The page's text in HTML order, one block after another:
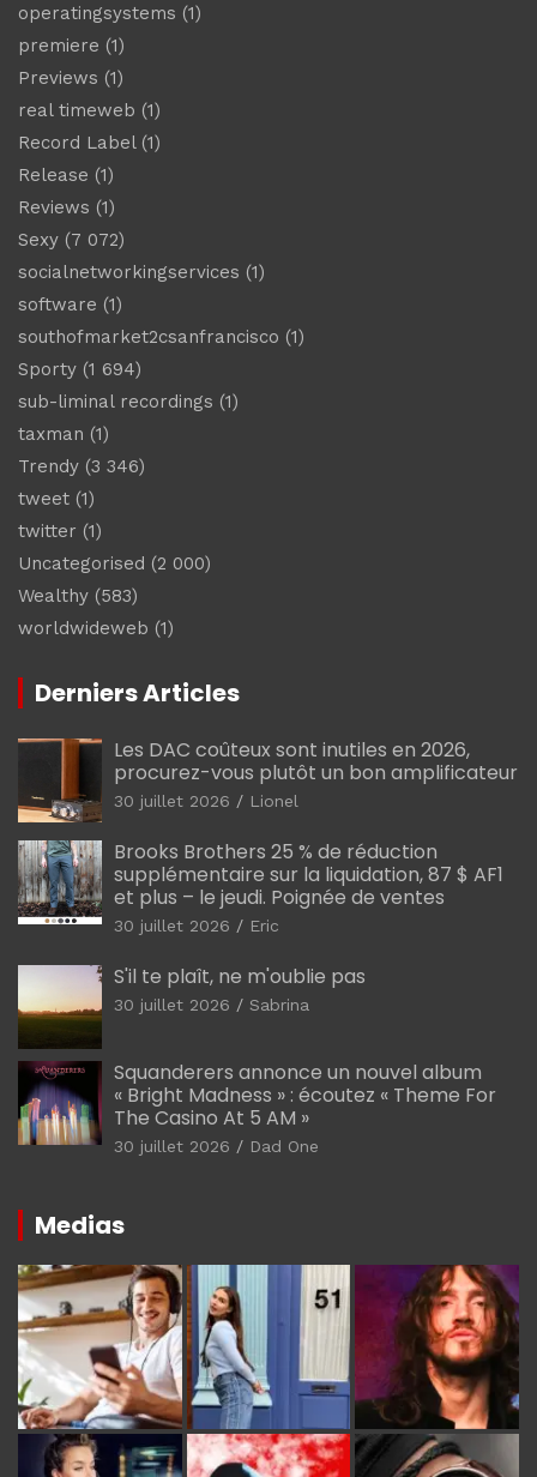
operatingsystems (1)
premiere (1)
Previews (1)
real timeweb (1)
Record Label(1)
Release (1)
Reviews (1)
Sexy (7 072)
socialnetworkingservices (1)
software (1)
southofmarket2csanfrancisco (1)
Sporty (1 694)
sub-liminal recordings (1)
taxman (1)
Trendy (3 346)
tweet (1)
twitter (1)
Uncategorised (2 000)
Wealthy (583)
worldwideweb (1)
Derniers Articles
Les DAC coûteux sont inutiles en 2026,
procurez-vous plutôt un bon amplificateur
30 juillet 2026 Lionel
Brooks Brothers 25 % de réduction
supplémentaire sur la liquidation, 87 $ AF1
et plus – le jeudi. Poignée de ventes
30 juillet 2026 Eric
S'il te plaît, ne m'oublie pas
30 juillet 2026 Sabrina
Squanderers annonce un nouvel album
« Bright Madness » : écoutez « Theme For
The Casino At 5 AM »
30 juillet 2026 Dad One
Medias